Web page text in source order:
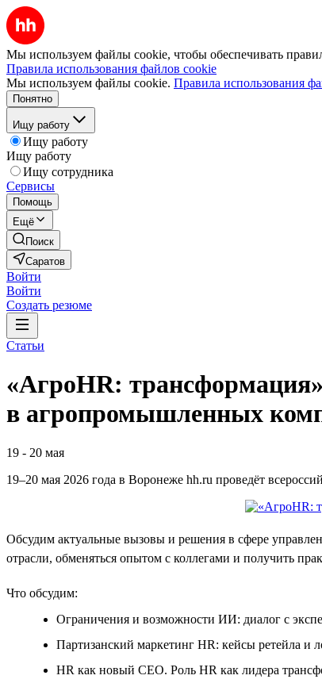
Мы используем файлы cookie, чтобы обеспечивать
Правила использования файлов cookie
Мы используем файлы cookie. Правила использования
Понятно
Ищу работу
Ищу работу
Ищу работу
Ищу сотрудника
Сервисы
Помощь
Ещё
Поиск
Саратов
Войти
Войти
Создать резюме
Статьи
«АгроHR:
в агропромышленных
19 - 20 мая
19–20 мая 2026 года в Воронеже hh.ru проведёт
Обсудим актуальные вызовы и решения в сфере
отрасли, обменяться опытом с коллегами и получить
Что обсудим:
Ограничения и возможности ИИ: диалог с
Партизанский маркетинг HR: кейсы ретейла и
HR как новый CEO. Роль HR как лидера